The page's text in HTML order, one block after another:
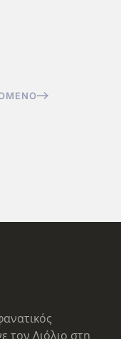
τον Λιόλιο στη